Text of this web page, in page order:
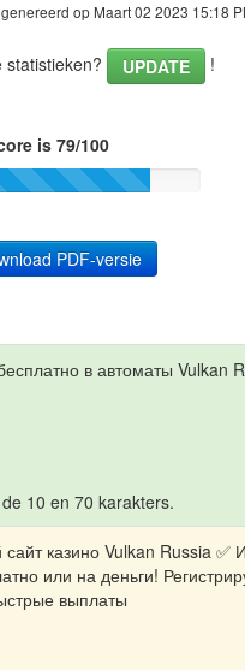
op Maart 02 2023 15:18
statistieken? UPDATE !
is 79/100
PDF-versie
в автоматы Vulkan
10 en 70 karakters.
казино Vulkan Russia ✅
или на деньги!
выплаты